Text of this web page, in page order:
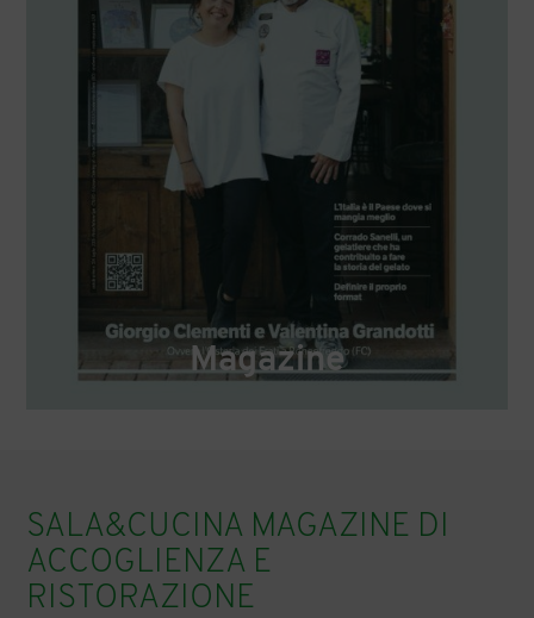
Magazine
SALA&CUCINA MAGAZINE DI
ACCOGLIENZA E
RISTORAZIONE